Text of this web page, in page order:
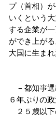
プ（首相）
いくという
する企業が
ができ上が
大国に生ま
－都知事選
６年ぶりの
２５歳以下